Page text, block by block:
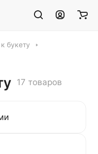
букету
17 товаров